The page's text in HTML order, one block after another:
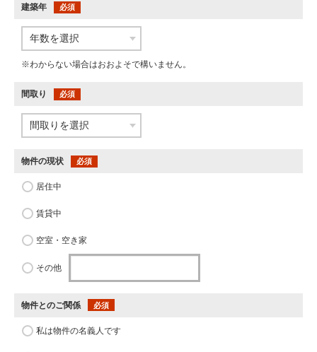
建築年 必須
※わからない場合はおおよそで構いません。
間取り 必須
物件の現状 必須
居住中
賃貸中
空室・空き家
その他
物件とのご関係 必須
私は物件の名義人です